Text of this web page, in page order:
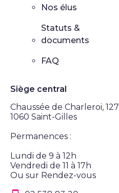
Nos élus
Statuts &
documents
FAQ
Siège central
Chaussée de Charleroi, 127
1060 Saint-Gilles
Permanences :
Lundi de 9 à 12h
Vendredi de 11 à 17h
Ou sur Rendez-vous